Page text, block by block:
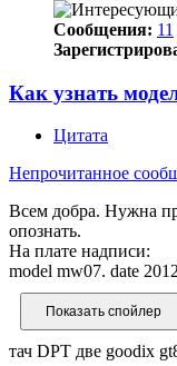
Сообщения: 11
Как узнать
Цитата
Непрочитанное
Всем добра. Нужна
опознать.
На плате надписи:
model mw07. date
тач DPT две goodix